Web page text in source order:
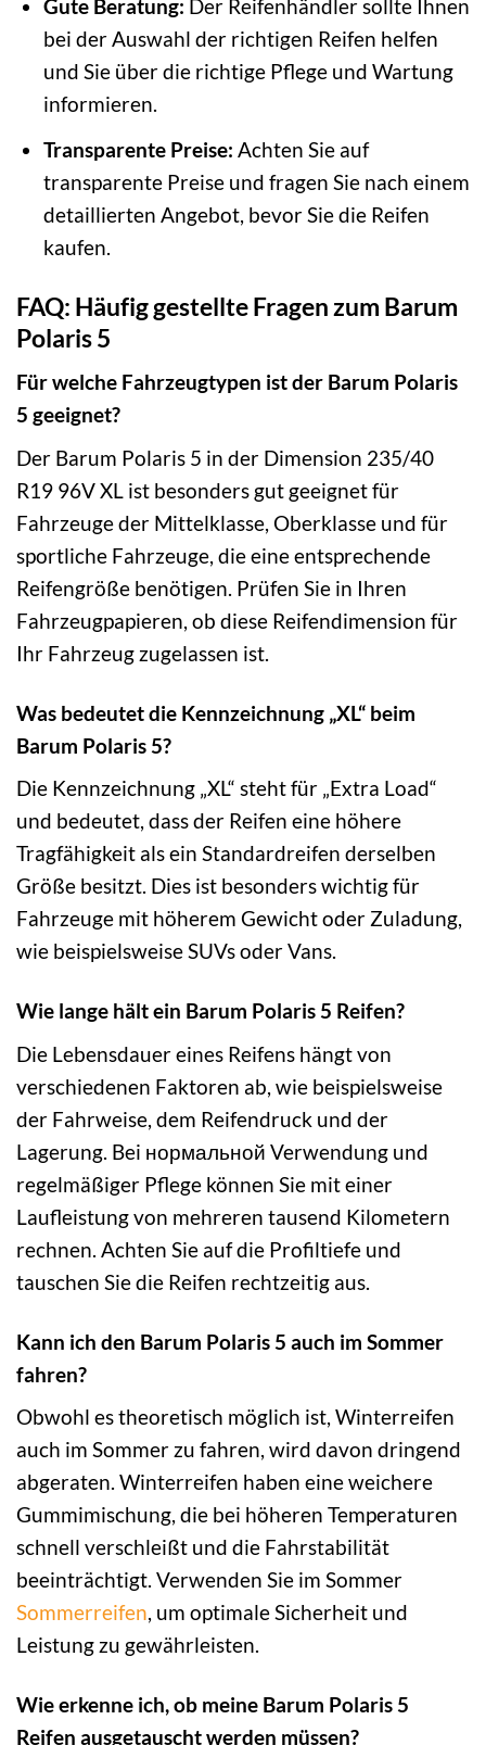
Gute Beratung: Der Reifenhändler sollte Ihnen
bei der Auswahl der richtigen Reifen helfen
und Sie über die richtige Pflege und Wartung
informieren.
Transparente Preise: Achten Sie auf
transparente Preise und fragen Sie nach einem
detaillierten Angebot, bevor Sie die Reifen
kaufen.
FAQ: Häufig gestellte Fragen zum Barum
Polaris 5
Für welche Fahrzeugtypen ist der Barum Polaris
5 geeignet?
Der Barum Polaris 5 in der Dimension 235/40
R19 96V XL ist besonders gut geeignet für
Fahrzeuge der Mittelklasse, Oberklasse und für
sportliche Fahrzeuge, die eine entsprechende
Reifengröße benötigen. Prüfen Sie in Ihren
Fahrzeugpapieren, ob diese Reifendimension für
Ihr Fahrzeug zugelassen ist.
Was bedeutet die Kennzeichnung „XL“ beim
Barum Polaris 5?
Die Kennzeichnung „XL“ steht für „Extra Load“
und bedeutet, dass der Reifen eine höhere
Tragfähigkeit als ein Standardreifen derselben
Größe besitzt. Dies ist besonders wichtig für
Fahrzeuge mit höherem Gewicht oder Zuladung,
wie beispielsweise SUVs oder Vans.
Wie lange hält ein Barum Polaris 5 Reifen?
Die Lebensdauer eines Reifens hängt von
verschiedenen Faktoren ab, wie beispielsweise
der Fahrweise, dem Reifendruck und der
Lagerung. Bei нормальной Verwendung und
regelmäßiger Pflege können Sie mit einer
Laufleistung von mehreren tausend Kilometern
rechnen. Achten Sie auf die Profiltiefe und
tauschen Sie die Reifen rechtzeitig aus.
Kann ich den Barum Polaris 5 auch im Sommer
fahren?
Obwohl es theoretisch möglich ist, Winterreifen
auch im Sommer zu fahren, wird davon dringend
abgeraten. Winterreifen haben eine weichere
Gummimischung, die bei höheren Temperaturen
schnell verschleißt und die Fahrstabilität
beeinträchtigt. Verwenden Sie im Sommer
Sommerreifen, um optimale Sicherheit und
Leistung zu gewährleisten.
Wie erkenne ich, ob meine Barum Polaris 5
Reifen ausgetauscht werden müssen?